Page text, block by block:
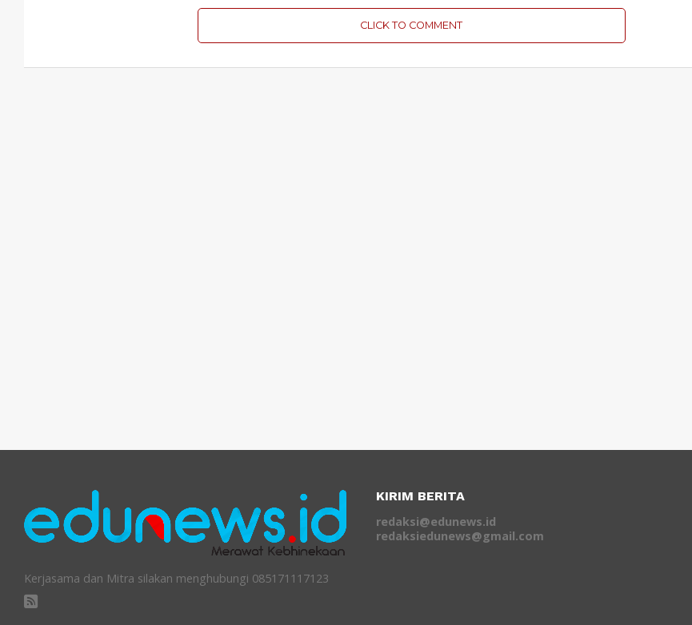
CLICK TO COMMENT
Kerjasama dan Mitra silakan menghubungi 085171117123
KIRIM BERITA
redaksi@edunews.id
redaksiedunews@gmail.com